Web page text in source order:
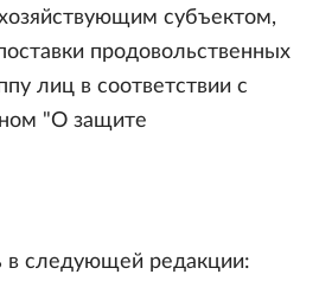
субъектом,
продовольственных
лиц в соответствии с
"О защите
в следующей редакции: